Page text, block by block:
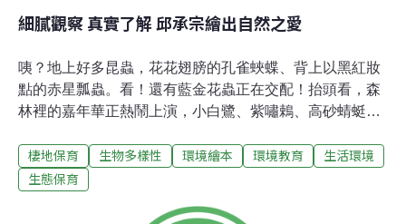
細膩觀察 真實了解 邱承宗繪出自然之愛
咦？地上好多昆蟲，花花翅膀的孔雀蛺蝶、背上以黑紅妝
點的赤星瓢蟲。看！還有藍金花蟲正在交配！抬頭看，森
林裡的嘉年華正熱鬧上演，小白鷺、紫嘯鵣、高砂蜻蜓，
頭是不是很像動物的臉？這兩幅栩栩如生的畫面，不是照
片，而是來自小魯文化出版《我們的森林》這本無字圖畫
創作。其作品《蝴蝶》以及《昆蟲新視界》曾入選義大利
棲地保育 生物多樣性 環境繪本 環境教育
生活環境
生態保育